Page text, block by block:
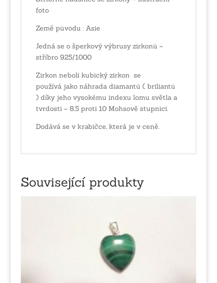
foto
Země původu : Asie
Jedná se o šperkový výbrusy zirkonů –
stříbro 925/1000
Zirkon neboli kubický zirkon se
používá jako náhrada diamantů ( briliantů
) díky jeho vysokému indexu lomu světla a
tvrdosti – 8,5 proti 10 Mohsově stupnici.
Dodává se v krabičce, která je v ceně.
Související produkty